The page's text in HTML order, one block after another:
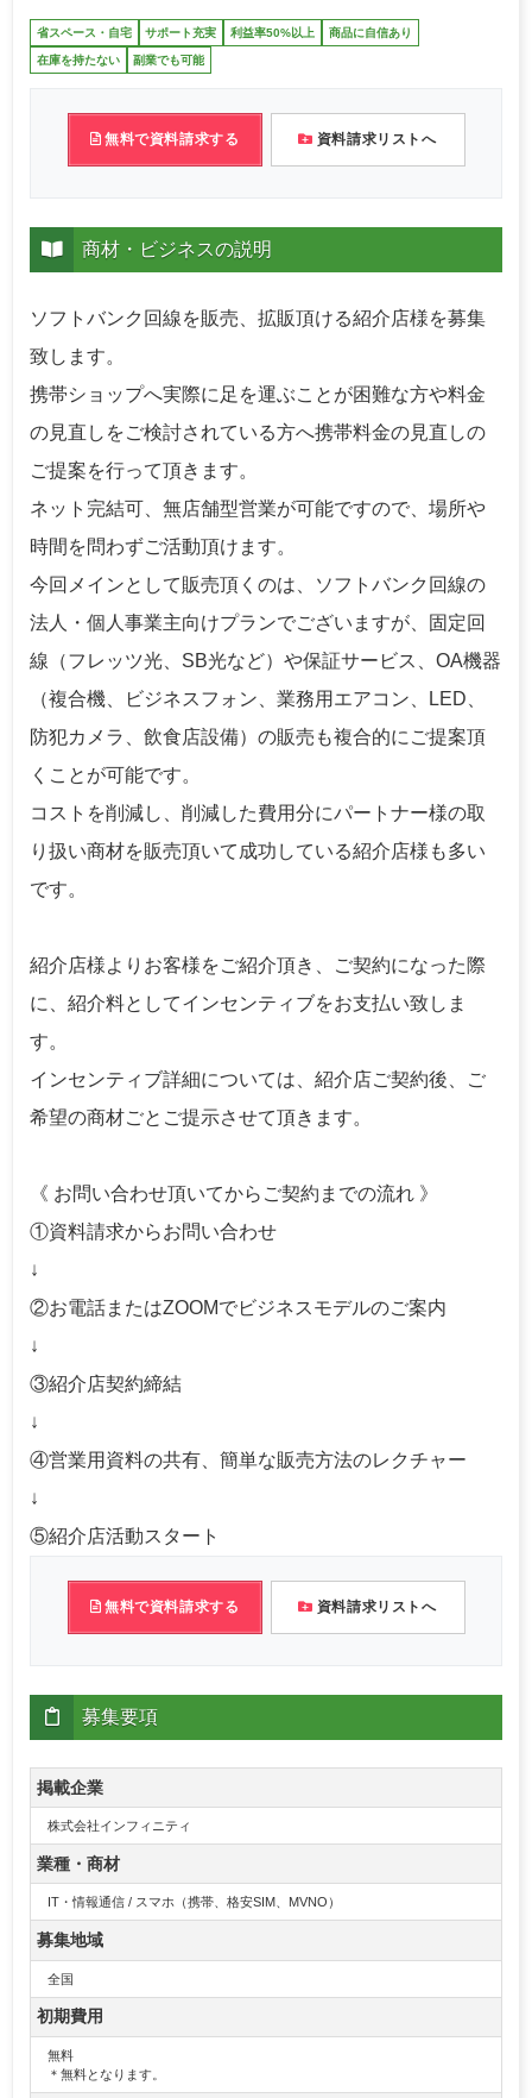
省スペース・自宅 サポート充実 利益率50%以上 商品に自信あり
在庫を持たない 副業でも可能
無料で資料請求する 資料請求リストへ
商材・ビジネスの説明
ソフトバンク回線を販売、拡販頂ける紹介店様を募集
致します。
携帯ショップへ実際に足を運ぶことが困難な方や料金
の見直しをご検討されている方へ携帯料金の見直しの
ご提案を行って頂きます。
ネット完結可、無店舗型営業が可能ですので、場所や
時間を問わずご活動頂けます。
今回メインとして販売頂くのは、ソフトバンク回線の
法人・個人事業主向けプランでございますが、固定回
線（フレッツ光、SB光など）や保証サービス、OA機器
（複合機、ビジネスフォン、業務用エアコン、LED、
防犯カメラ、飲食店設備）の販売も複合的にご提案頂
くことが可能です。
コストを削減し、削減した費用分にパートナー様の取
り扱い商材を販売頂いて成功している紹介店様も多い
です。
紹介店様よりお客様をご紹介頂き、ご契約になった際
に、紹介料としてインセンティブをお支払い致しま
す。
インセンティブ詳細については、紹介店ご契約後、ご
希望の商材ごとご提示させて頂きます。
《 お問い合わせ頂いてからご契約までの流れ 》
①資料請求からお問い合わせ
↓
②お電話またはZOOMでビジネスモデルのご案内
↓
③紹介店契約締結
↓
④営業用資料の共有、簡単な販売方法のレクチャー
↓
⑤紹介店活動スタート
無料で資料請求する 資料請求リストへ
募集要項
掲載企業
株式会社インフィニティ
業種・商材
IT・情報通信 / スマホ（携帯、格安SIM、MVNO）
募集地域
全国
初期費用
無料
＊無料となります。